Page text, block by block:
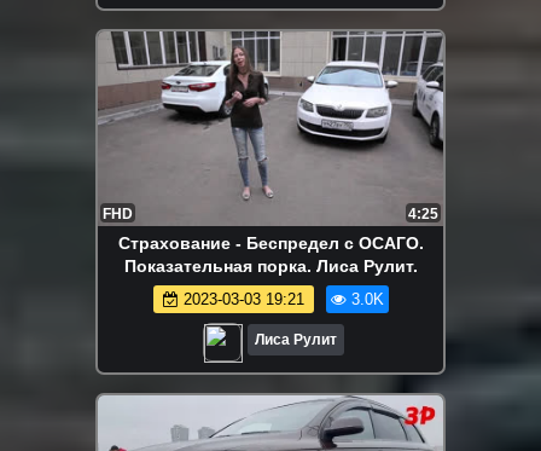
FHD 4:25
Страхование - Беспредел с ОСАГО.
Показательная порка. Лиса Рулит.
2023-03-03 19:21 3.0K
Лиса Рулит